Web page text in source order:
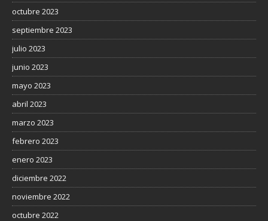
octubre 2023
septiembre 2023
julio 2023
junio 2023
mayo 2023
abril 2023
marzo 2023
febrero 2023
enero 2023
diciembre 2022
noviembre 2022
octubre 2022